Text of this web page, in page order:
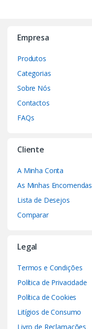
Empresa
Produtos
Categorias
Sobre Nós
Contactos
FAQs
Cliente
A Minha Conta
As Minhas Encomendas
Lista de Desejos
Comparar
Legal
Termos e Condições
Política de Privacidade
Política de Cookies
Litígios de Consumo
Livro de Reclamações